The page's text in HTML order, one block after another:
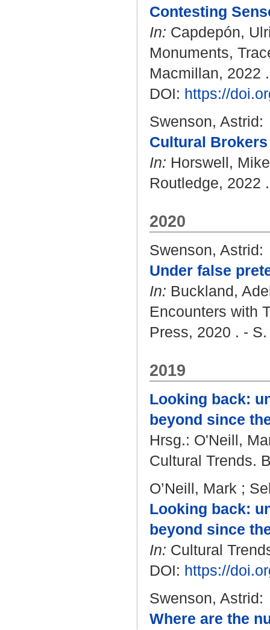
Contesting
In: Capdepón,
Monuments,
Macmillan, 2022
DOI: https://
Swenson, Astrid:
Cultural
In: Horswell, Mike
Routledge, 2022
2020
Swenson, Astrid:
Under false
In: Buckland,
Encounters with
Press, 2020 . -
2019
Looking back:
beyond since
Hrsg.: O'Neill,
Cultural Trends.
O’Neill, Mark ;
Looking back:
beyond since
In: Cultural
DOI: https://
Swenson, Astrid:
Where are the